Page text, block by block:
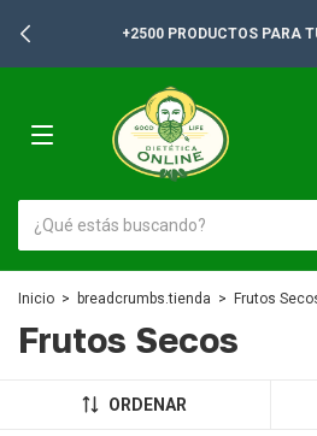
+2500 PRODUCTOS PARA
Inicio > breadcrumbs.tienda > Frutos
Frutos Secos
ORDENAR